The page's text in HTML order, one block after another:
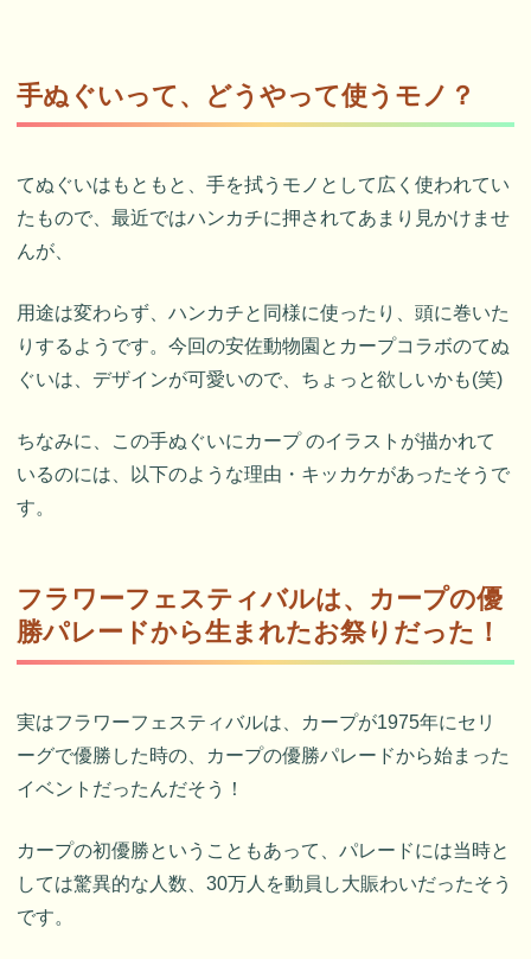
手ぬぐいって、どうやって使うモノ？
てぬぐいはもともと、手を拭うモノとして広く使われてい
たもので、最近ではハンカチに押されてあまり見かけませ
んが、
用途は変わらず、ハンカチと同様に使ったり、頭に巻いた
りするようです。今回の安佐動物園とカープコラボのてぬ
ぐいは、デザインが可愛いので、ちょっと欲しいかも(笑)
ちなみに、この手ぬぐいにカープ のイラストが描かれて
いるのには、以下のような理由・キッカケがあったそうで
す。
フラワーフェスティバルは、カープの優
勝パレードから生まれたお祭りだった！
実はフラワーフェスティバルは、カープが1975年にセリ
ーグで優勝した時の、カープの優勝パレードから始まった
イベントだったんだそう！
カープの初優勝ということもあって、パレードには当時と
しては驚異的な人数、30万人を動員し大賑わいだったそう
です。